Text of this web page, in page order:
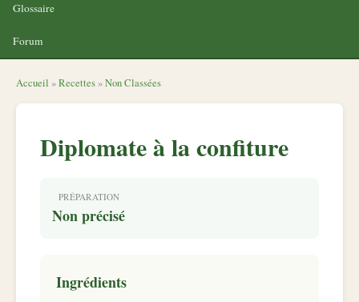
Glossaire
Forum
Accueil »Recettes »Non Classées
Diplomate à la confiture
PRÉPARATION
Non précisé
Ingrédients